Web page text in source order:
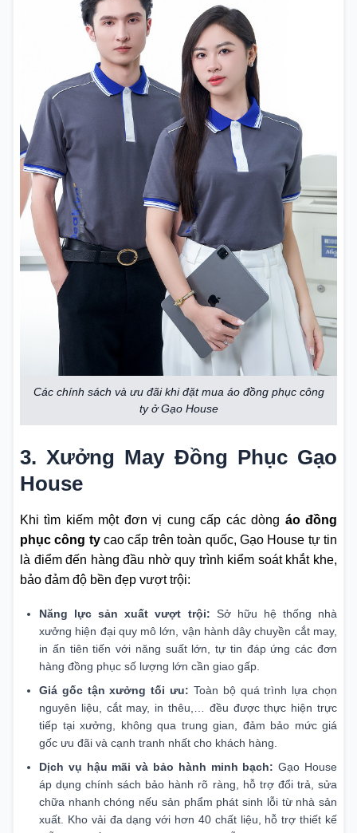
Các chính sách và ưu đãi khi đặt mua áo đồng phục công
ty ở Gạo House
3. Xưởng May Đồng Phục Gạo
House
Khi tìm kiếm một đơn vị cung cấp các dòng áo đồng
phục công tycao cấp trên toàn quốc, Gạo House tự tin
là điểm đến hàng đầu nhờ quy trình kiểm soát khắt khe,
bảo đảm độ bền đẹp vượt trội:
Năng lực sản xuất vượt trội: Sở hữu hệ thống nhà
xưởng hiện đại quy mô lớn, vận hành dây chuyền cắt may,
in ấn tiên tiến với năng suất lớn, tự tin đáp ứng các đơn
hàng đồng phục số lượng lớn cần giao gấp.
Giá gốc tận xưởng tối ưu: Toàn bộ quá trình lựa chọn
nguyên liệu, cắt may, in thêu,… đều được thực hiện trực
tiếp tại xưởng, không qua trung gian, đảm bảo mức giá
gốc ưu đãi và cạnh tranh nhất cho khách hàng.
Dịch vụ hậu mãi và bảo hành minh bạch: Gạo House
áp dụng chính sách bảo hành rõ ràng, hỗ trợ đổi trả, sửa
chữa nhanh chóng nếu sản phẩm phát sinh lỗi từ nhà sản
xuất. Kho vải đa dạng với hơn 40 chất liệu, hỗ trợ thiết kế